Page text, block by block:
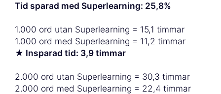
Tid sparad med Superlearning: 25,8%
1.000 ord utan Superlearning = 15,1 timmar
1.000 ord med Superlearning = 11,2 timmar
★ Insparad tid: 3,9 timmar
2.000 ord utan Superlearning = 30,3 timmar
2.000 ord med Superlearning = 22,4 timmar